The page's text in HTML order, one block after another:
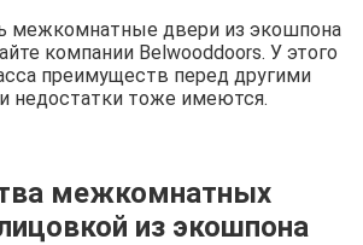
межкомнатные двери из экошпона
компании Belwooddoors. У этого
преимуществ перед другими
недостатки тоже имеются.
межкомнатных
из экошпона